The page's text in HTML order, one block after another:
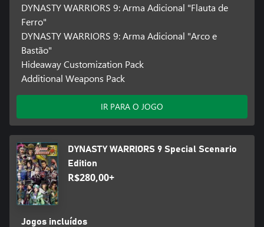
DYNASTY WARRIORS 9: Arma Adicional "Flauta de
Ferro"
DYNASTY WARRIORS 9: Arma Adicional "Arco e
Bastão"
Hideaway Customization Pack
Additional Weapons Pack
IR PARA O JOGO
DYNASTY WARRIORS 9 Special Scenario
Edition
R$280,00+
Jogos incluídos